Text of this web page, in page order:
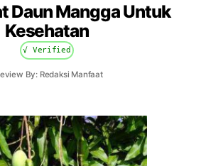
Daun Mangga Untuk
Kesehatan
√ Verified
By: Redaksi Manfaat